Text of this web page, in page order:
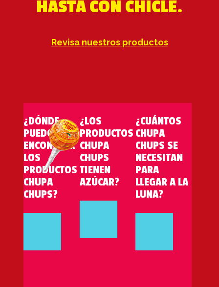
HASTA CON CHICLE.
Revisa nuestros productos
¿DÓNDE
PUEDO
ENCONTRAR
LOS
PRODUCTOS
CHUPA
CHUPS?
¿LOS
PRODUCTOS
CHUPA
CHUPS
TIENEN
AZÚCAR?
¿CUÁNTOS
CHUPA
CHUPS SE
NECESITAN
PARA
LLEGAR A LA
LUNA?